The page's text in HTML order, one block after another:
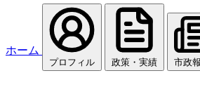
ホーム
プロフィル 政策・実績 市政